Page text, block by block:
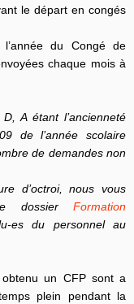
le départ en congés
du Congé de
chaque mois à
A étant l’ancienneté
de l’année scolaire
de demandes non
d’octroi, nous vous
dossier Formation
es du personnel au
un CFP sont a
plein pendant la